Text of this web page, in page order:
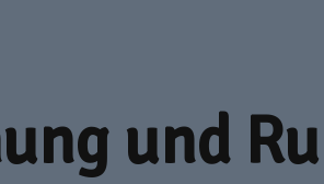
und